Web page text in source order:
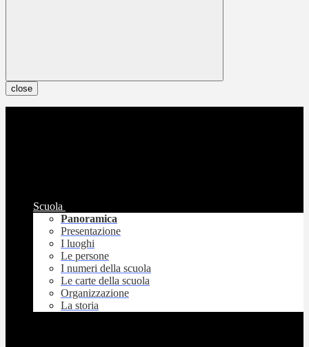
close
Scuola
Panoramica
Presentazione
I luoghi
Le persone
I numeri della scuola
Le carte della scuola
Organizzazione
La storia